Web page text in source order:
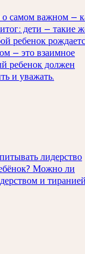
о самом важном —
дети — такие
ребенок
— это взаимное
ребенок должен
и уважать.
лидерство
Можно ли
и